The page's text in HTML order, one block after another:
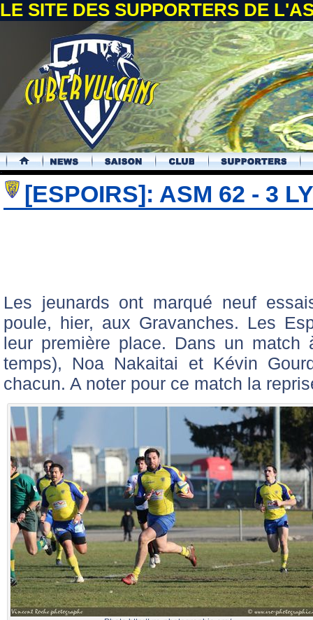
LE SITE DES SUPPORTERS DE
.
[ESPOIRS]: ASM 62 - 3
Les jeunards ont marqué neuf
poule, hier, aux Gravanches. Les
leur première place. Dans un
temps), Noa Nakaitai et Kévin
chacun. A noter pour ce match la